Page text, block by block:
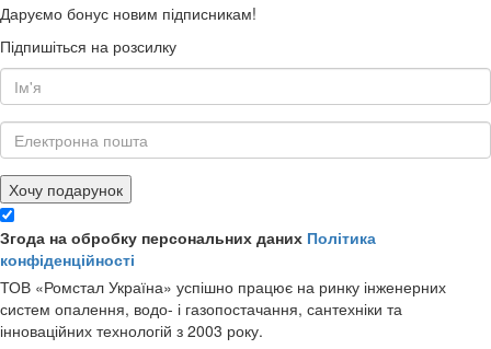
Даруємо бонус новим підписникам!
Підпишіться на розсилку
Хочу подарунок
Згода на обробку персональних даних Політика
конфіденційності
ТОВ «Ромстал Україна» успішно працює на ринку інженерних
систем опалення, водо- і газопостачання, сантехніки та
інноваційних технологій з 2003 року.